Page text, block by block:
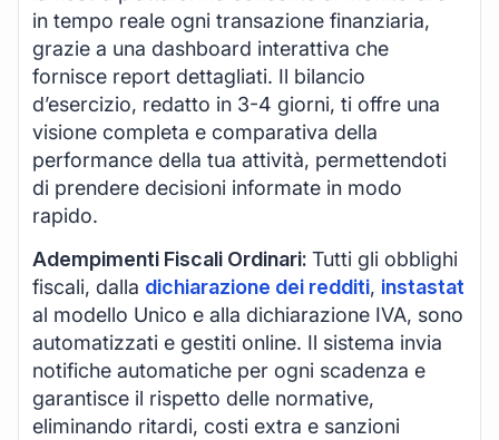
in tempo reale ogni transazione finanziaria,
grazie a una dashboard interattiva che
fornisce report dettagliati. Il bilancio
d’esercizio, redatto in 3-4 giorni, ti offre una
visione completa e comparativa della
performance della tua attività, permettendoti
di prendere decisioni informate in modo
rapido.
Adempimenti Fiscali Ordinari: Tutti gli obblighi
fiscali, dalla dichiarazione dei redditi, instastat
al modello Unico e alla dichiarazione IVA, sono
automatizzati e gestiti online. Il sistema invia
notifiche automatiche per ogni scadenza e
garantisce il rispetto delle normative,
eliminando ritardi, costi extra e sanzioni